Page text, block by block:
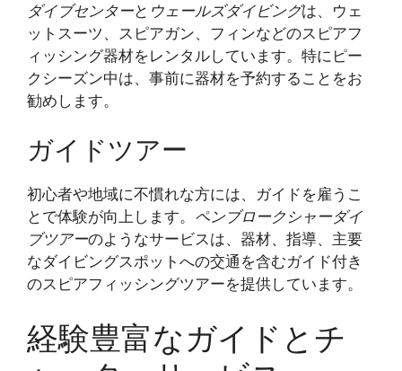
ダイブセンターと ウェールズダイビングは、ウェ
ットスーツ、スピアガン、フィンなどのスピアフ
ィッシング器材をレンタルしています。特にピー
クシーズン中は、事前に器材を予約することをお
勧めします。
ガイドツアー
初心者や地域に不慣れな方には、ガイドを雇うこ
とで体験が向上します。 ペンブロークシャーダイ
ブツアーのようなサービスは、器材、指導、主要
なダイビングスポットへの交通を含むガイド付き
のスピアフィッシングツアーを提供しています。
経験豊富なガイドとチ